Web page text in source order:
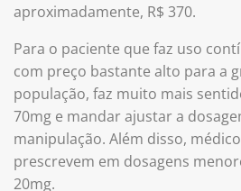
aproximadamente, R$ 370.
Para o paciente que faz uso
com preço bastante alto para a
população, faz muito mais
70mg e mandar ajustar a
manipulação. Além disso,
prescrevem em dosagens
20mg.